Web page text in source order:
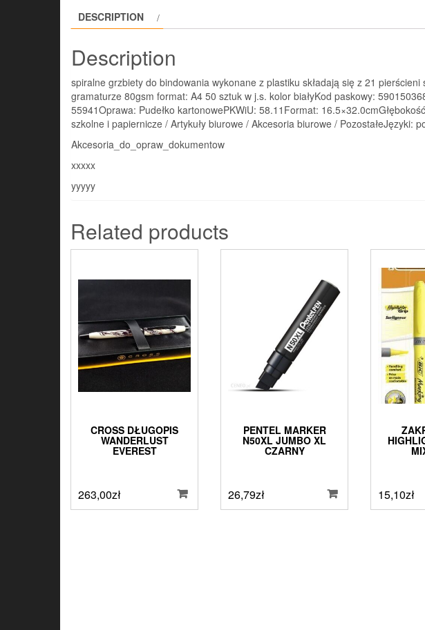
DESCRIPTION
Description
spiralne grzbiety do bindowania wykonane z plastiku składają się z 21
gramaturze 80gsm format: A4 50 sztuk w j.s. kolor białyKod paskowy:
55941Oprawa: Pudełko kartonowePKWiU: 58.11Format:
szkolne i papiernicze / Artykuły biurowe / Akcesoria biurowe / PozostałeJęzyki:
Akcesoria_do_opraw_dokumentow
xxxxx
yyyyy
Related products
CROSS DŁUGOPIS
WANDERLUST
EVEREST
263,00zł
PENTEL MARKER
N50XL JUMBO XL
CZARNY
26,79zł 15,10zł